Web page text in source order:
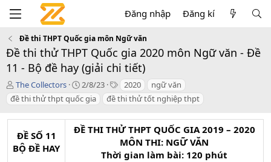
Đăng nhập Đăng kí
Đề thi THPT Quốc gia môn Ngữ văn
Đề thi thử THPT Quốc gia 2020 môn Ngữ văn - Đề
11 - Bộ đề hay (giải chi tiết)
T
á
c
ả
The Collectors
C
r
e
t
2/8/23
T
a
g
2020
ngữ văn
đề thi thử thpt quốc gia
đề thi thử tốt nghiệp thpt
ĐỀ SỐ 11
BỘ ĐỀ HAY
ĐỀ THI THỬ THPT QUỐC GIA 2019 – 2020
MÔN THI: NGỮ VĂN
Thời gian làm bài: 120 phút